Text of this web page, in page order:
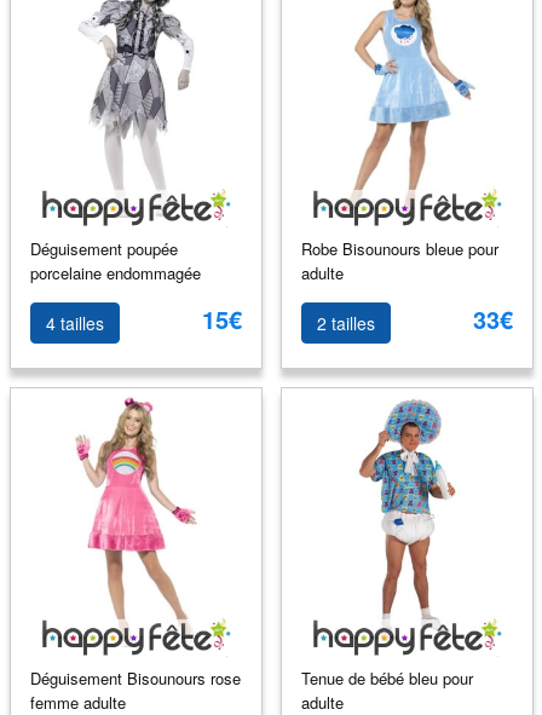
Déguisement poupée
porcelaine endommagée
4 tailles 15€
Robe Bisounours bleue pour
adulte
2 tailles 33€
Déguisement Bisounours rose
femme adulte
Tenue de bébé bleu pour
adulte